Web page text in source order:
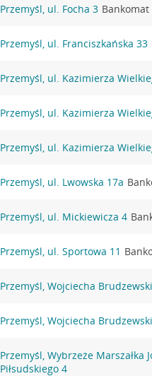
Przemyśl, ul. Focha 3
Przemyśl, ul. Franciszkańska 33
Przemyśl, ul. Kazimierza
Przemyśl, ul. Kazimierza
Przemyśl, ul. Kazimierza
Przemyśl, ul. Lwowska 17a
Przemyśl, ul. Mickiewicza 4
Przemyśl, ul. Sportowa 11
Przemyśl, Wojciecha
Przemyśl, Wojciecha
Przemyśl, Wybrzeże Marszałka
Piłsudskiego 4